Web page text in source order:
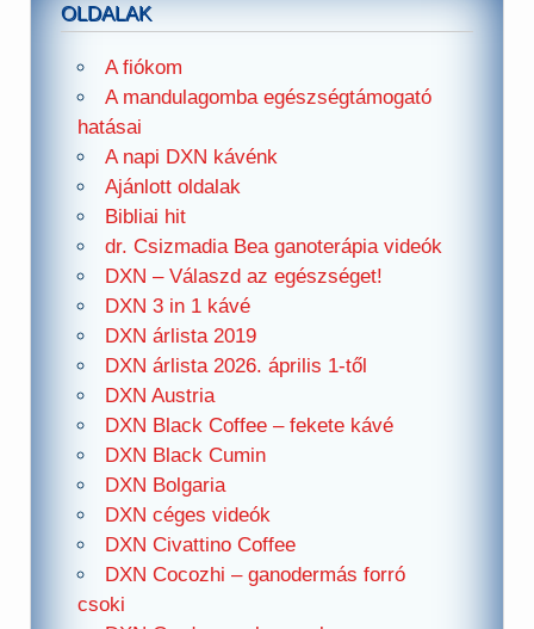
OLDALAK
A fiókom
A mandulagomba egészségtámogató
hatásai
A napi DXN kávénk
Ajánlott oldalak
Bibliai hit
dr. Csizmadia Bea ganoterápia videók
DXN – Válaszd az egészséget!
DXN 3 in 1 kávé
DXN árlista 2019
DXN árlista 2026. április 1-től
DXN Austria
DXN Black Coffee – fekete kávé
DXN Black Cumin
DXN Bolgaria
DXN céges videók
DXN Civattino Coffee
DXN Cocozhi – ganodermás forró
csoki